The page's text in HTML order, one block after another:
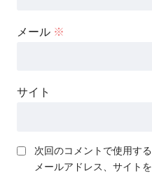
メール ※
サイト
次回のコメントで使用す
メールアドレス、サイトを